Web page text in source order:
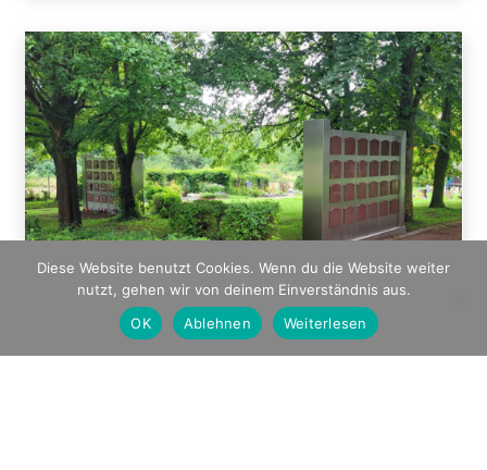
Diese Website benutzt Cookies. Wenn du die Website weiter
nutzt, gehen wir von deinem Einverständnis aus.
OK
Ablehnen Weiterlesen